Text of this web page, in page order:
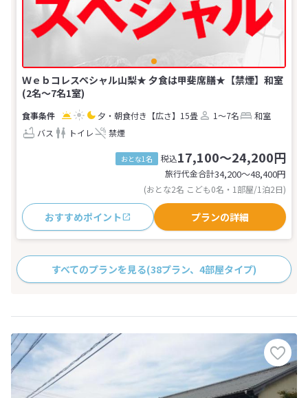
Ｗｅｂコレスペシャル山梨★ 夕食は甲斐席膳★【禁煙】和室
(2名～7名1室)
夕・朝食付き 【広さ】15畳 1～7名
和室
バス
トイレ 禁煙
おとな1名 税込17,100～24,200円
旅行代金合計34,200〜48,400円
(おとな2名 こども0名・1部屋/1泊2日)
おすすめポイント プランの詳細
すべてのプランを見る(38プラン、4部屋タイプ)